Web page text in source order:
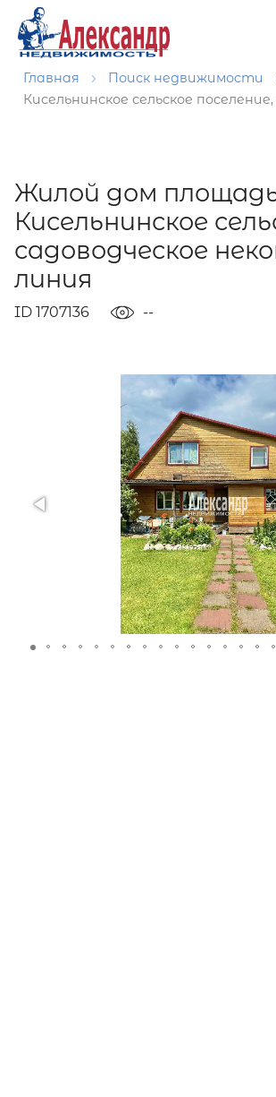
Главная Поиск недвижимости
Кисельнинское сельское
Жилой дом
Кисельнинское
садоводческое
линия
ID 1707136 --